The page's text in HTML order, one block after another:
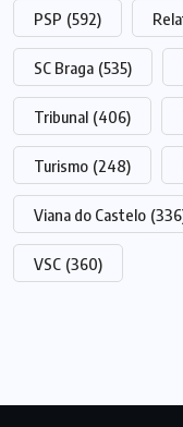
PSP (592)
SC Braga (535)
Tribunal (406)
Turismo (248)
Viana do Castelo
VSC (360)